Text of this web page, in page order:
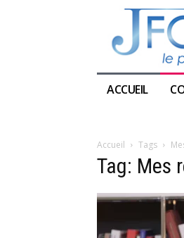
ACCUEIL
Accueil Tags
Tag: Mes